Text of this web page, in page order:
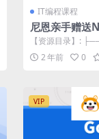
IT编程课程
尼恩亲手赠送
心编程 电子书
【资源目录】:
07（持续更新+史
2 年前 0
VIP